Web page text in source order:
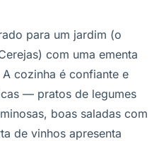
para um jardim (o
com uma ementa
cozinha é confiante e
— pratos de legumes
boas saladas com
de vinhos apresenta